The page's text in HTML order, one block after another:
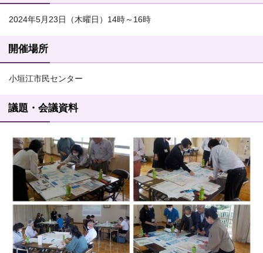
2024年5月23日（木曜日）14時～16時
開催場所
小垣江市民センター
議題・会議資料